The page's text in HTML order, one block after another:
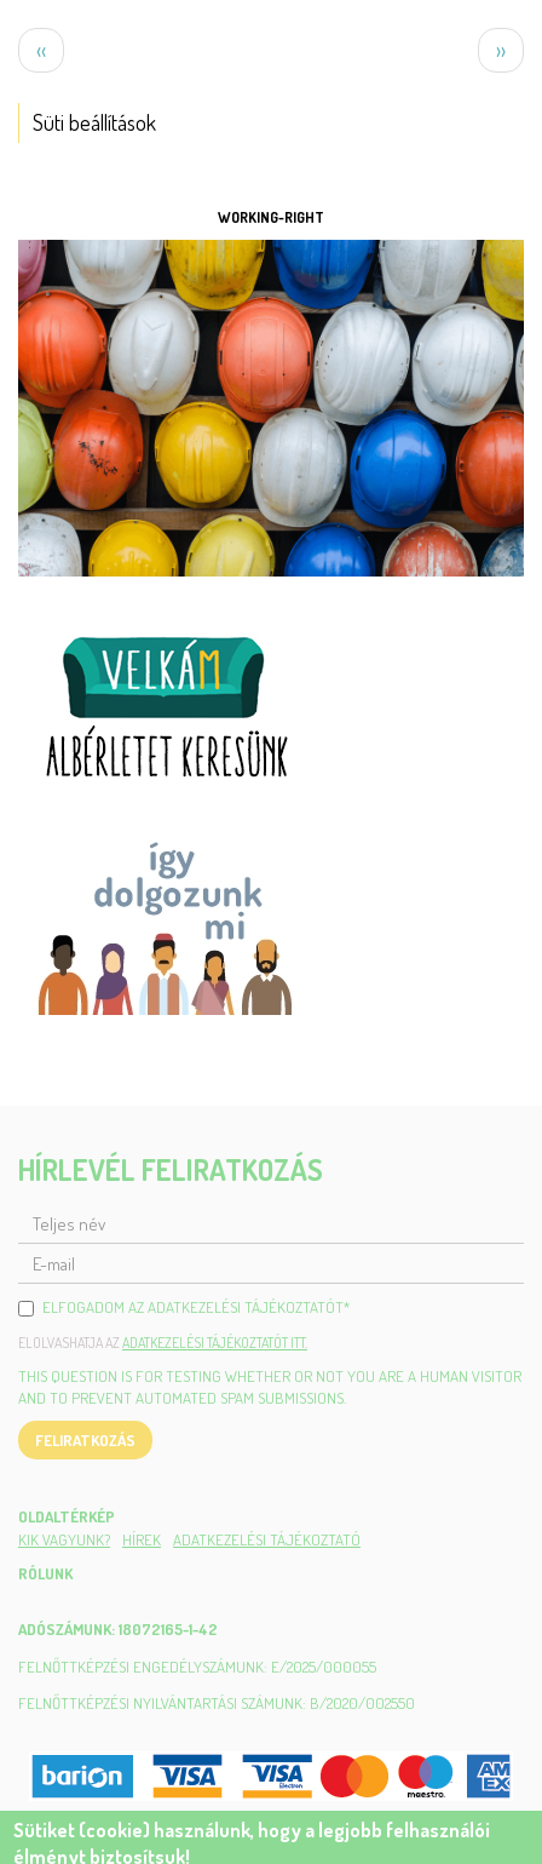
Oldalszámozás
Előző
oldal
‹‹
oldal
››
ESZKÖZÖK
Süti beállítások
WORKING-RIGHT
HÍRLEVÉL FELIRATKOZÁS
TELJES
NÉV
MAIL
ELFOGADOM AZ ADATKEZELÉSI TÁJÉKOZTATÓT*
ELOLVASHATJA AZ ADATKEZELÉSI TÁJÉKOZTATÓT ITT.
THIS QUESTION IS FOR TESTING WHETHER OR NOT YOU ARE A HUMAN VISITOR
AND TO PREVENT AUTOMATED SPAM SUBMISSIONS.
FELIRATKOZÁS
OLDALTÉRKÉP
KIK VAGYUNK?
HÍREK
ADATKEZELÉSI TÁJÉKOZTATÓ
RÓLUNK
ADÓSZÁMUNK: 18072165-1-42
FELNŐTTKÉPZÉSI ENGEDÉLYSZÁMUNK: E/2025/000055
FELNŐTTKÉPZÉSI NYILVÁNTARTÁSI SZÁMUNK: B/2020/002550
Sütiket (cookie) használunk, hogy a legjobb felhasználói
élményt biztosítsuk!